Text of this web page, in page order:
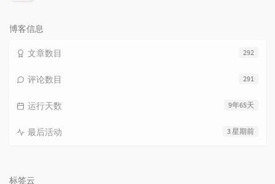
博客信息
292
文章数目
291
评论数目
9年65天
运行天数
3 星期前
最后活动
标签云